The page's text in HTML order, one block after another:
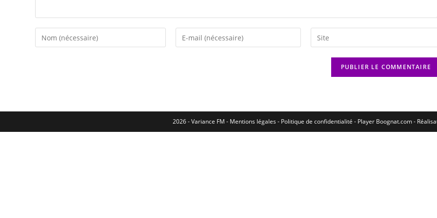
2026 - Variance FM - Mentions légales - Politique de confidentialité - Player Boognat.com-